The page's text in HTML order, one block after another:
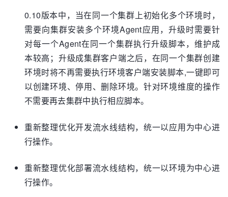
0.10版本中，当在同一个集群上初始化多个环境时，
需要向集群安装多个环境Agent应用，升级时需要针
对每一个Agent在同一个集群执行升级脚本，维护成
本较高；升级成集群客户端之后，在同一个集群创建
环境时将不再需要执行环境客户端安装脚本,一键即可
以创建环境、停用、删除环境。针对环境维度的操作
不需要再去集群中执行相应脚本。
重新整理优化开发流水线结构，统一以应用为中心进
行操作。
重新整理优化部署流水线结构，统一以环境为中心进
行操作。